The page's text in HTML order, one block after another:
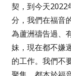
契，到今天2022
分，我們在福音
為蘆洲禱告過、
妹，現在都不嫌
的工作。我們不